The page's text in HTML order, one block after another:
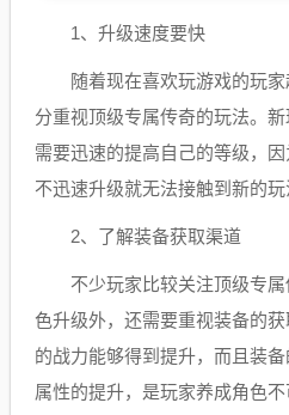
1、升级速度要快
随着现在喜欢玩游戏的玩
分重视顶级专属传奇的玩法。新
需要迅速的提高自己的等级，因
不迅速升级就无法接触到新的玩
2、了解装备获取渠道
不少玩家比较关注顶级专
色升级外，还需要重视装备的
的战力能够得到提升，而且装
属性的提升，是玩家养成角色不